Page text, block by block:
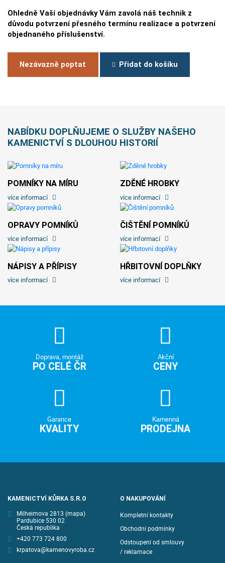
Ohledně Vaší objednávky Vám zavolá náš technik z
důvodu potvrzení přesného termínu realizace a potvrzení
objednaného příslušenství.
Nezávazně poptat Přidat do košíku
NABÍDKU DOPLŇUJEME O SLUŽBY NAŠEHO
KAMENICTVÍ S DLOUHOU HISTORIÍ
POMNÍKY NA MÍRU
více informací
ZDĚNÉ HROBKY
více informací
OPRAVY POMNÍKŮ
více informací
ČIŠTĚNÍ POMNÍKŮ
více informací
NÁPISY A PŘÍPISY
více informací
HŘBITOVNÍ DOPLŇKY
více informací
Doprava, montáž
PO CELÉ ČR
Akční
CENY
Garance
KVALITY
Kamenná
PRODEJNA
KAMENICTVÍ KŮRKA S.R.O
Milheimova 2813 (mapa)
Pardubice 530 02
Česká republika
+420 773 724 800
krpatova@kamenovyroba.cz
O NAKUPOVÁNÍ
Kompletní kontakty
Obchodní podmínky
Odstoupení od smlouvy
/ reklamace